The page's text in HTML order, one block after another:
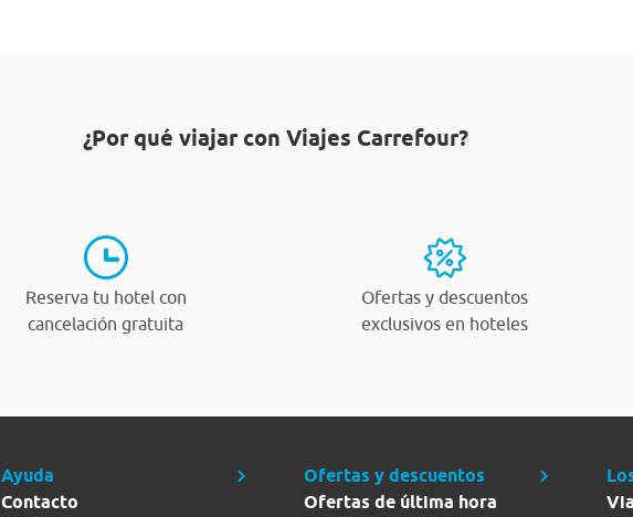
¿Por qué viajar con Viajes Carrefour?
Reserva tu hotel con
cancelación gratuita
Ofertas y descuentos
exclusivos en hoteles
Ayuda
Contacto
Ofertas y descuentos
Ofertas de última hora